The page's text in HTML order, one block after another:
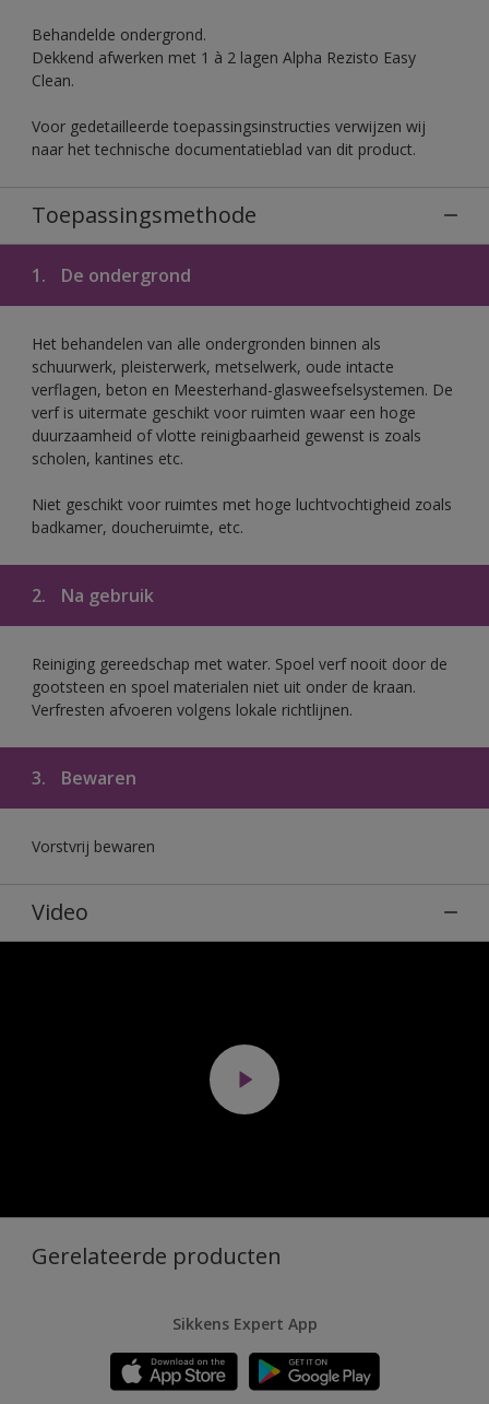
Behandelde ondergrond.
Dekkend afwerken met 1 à 2 lagen Alpha Rezisto Easy
Clean.
Voor gedetailleerde toepassingsinstructies verwijzen wij
naar het technische documentatieblad van dit product.
Toepassingsmethode
1. De ondergrond
Het behandelen van alle ondergronden binnen als
schuurwerk, pleisterwerk, metselwerk, oude intacte
verflagen, beton en Meesterhand-glasweefselsystemen. De
verf is uitermate geschikt voor ruimten waar een hoge
duurzaamheid of vlotte reinigbaarheid gewenst is zoals
scholen, kantines etc.
Niet geschikt voor ruimtes met hoge luchtvochtigheid zoals
badkamer, doucheruimte, etc.
2. Na gebruik
Reiniging gereedschap met water. Spoel verf nooit door de
gootsteen en spoel materialen niet uit onder de kraan.
Verfresten afvoeren volgens lokale richtlijnen.
3. Bewaren
Vorstvrij bewaren
Video
Gerelateerde producten
Sikkens Expert App